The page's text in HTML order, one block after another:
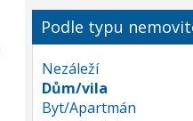
Podle typu
Nezáleží
Dům/vila
Byt/Apartmán